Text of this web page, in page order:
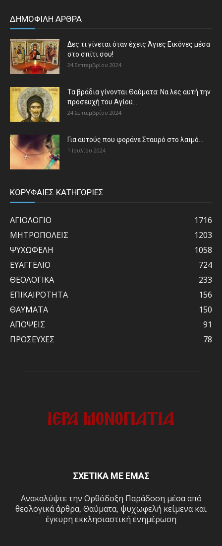
ΔΗΜΟΦΙΛΗ ΑΡΘΡΑ
Δες τι γίνεται όταν έχεις Άγιες Εικόνες μέσα
στο σπίτι σου!
24 Σεπτεμβρίου 2024
Τα βράδια γίνονται Θαύματα: Να λες αυτή την
προσευχή του Αγίου...
24 Σεπτεμβρίου 2024
Για αυτούς που φοράνε Σταυρό στο λαιμό…
1 Ιουλίου 2024
ΚΟΡΥΦΑΙΕΣ ΚΑΤΗΓΟΡΙΕΣ
ΑΓΙΟΛΟΓΙΟ
1716
ΜΗΤΡΟΠΟΛΕΙΣ
1203
ΨΥΧΩΦΕΛΗ
1058
ΕΥΑΓΓΕΛΙΟ
724
ΘΕΟΛΟΓΙΚΑ
233
ΕΠΙΚΑΙΡΟΤΗΤΑ
156
ΘΑΥΜΑΤΑ
150
ΑΠΟΨΕΙΣ
91
ΠΡΟΣΕΥΧΕΣ
78
ΣΧΕΤΙΚΑ ΜΕ ΕΜΑΣ
Ανακαλύψτε την Ορθόδοξη Παράδοση μέσα από
θεολογικά άρθρα, Θαύματα, ψυχωφελή κείμενα και
έγκυρη εκκλησιαστική ενημέρωση